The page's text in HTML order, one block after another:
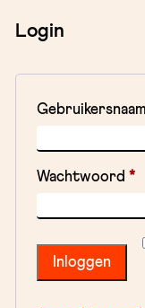
Login
Wachtwoord *
Inloggen